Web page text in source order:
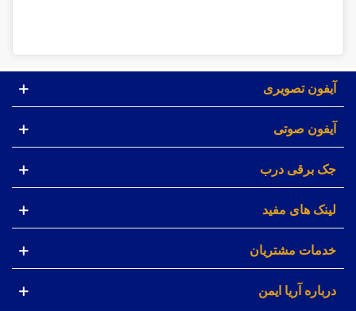
آیفون تصویری
آیفون صوتی
جک برقی درب
لینک های مفید
خدمات مشتریان
درباره آریا ایمن